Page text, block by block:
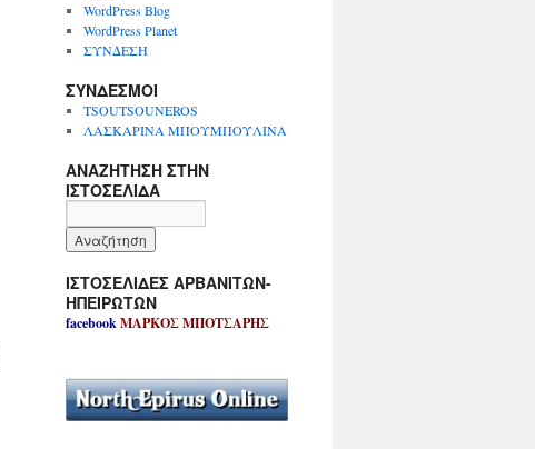
WordPress Blog
WordPress Planet
ΣΥΝΔΕΣΗ
ΣΥΝΔΕΣΜΟΙ
TSOUTSOUNEROS
ΛΑΣΚΑΡΙΝΑ ΜΠΟΥΜΠΟΥΛΙΝΑ
ΑΝΑΖΗΤΗΣΗ ΣΤΗΝ
ΙΣΤΟΣΕΛΙΔΑ
ΙΣΤΟΣΕΛΙΔΕΣ ΑΡΒΑΝΙΤΩΝ-
ΗΠΕΙΡΩΤΩΝ
facebookΜΑΡΚΟΣ ΜΠΟΤΣΑΡΗΣ